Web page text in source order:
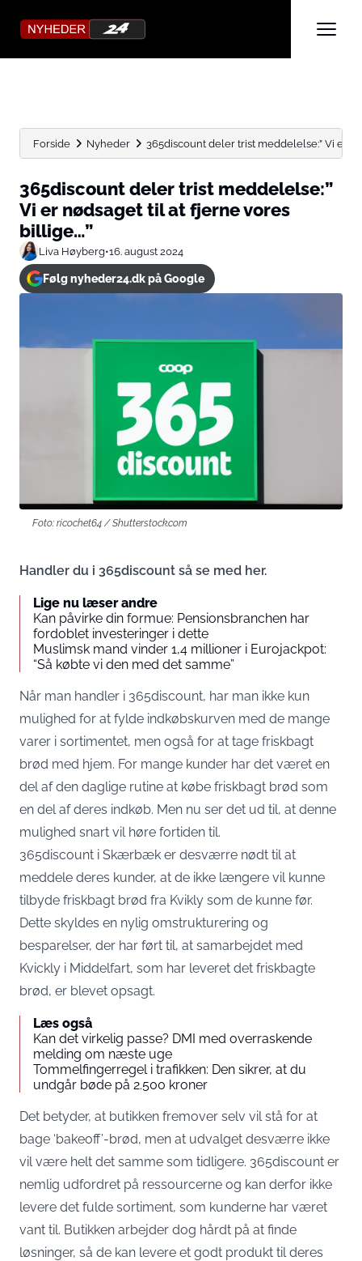
Forside Nyheder 365discount deler trist meddelelse:” Vi er
365discount deler trist meddelelse:”
Vi er nødsaget til at fjerne vores
billige…”
Liva Høyberg•16. august 2024
Følg nyheder24.dk på Google
Foto: ricochet64 / Shutterstock.com
Handler du i 365discount så se med her.
Lige nu læser andre
Kan påvirke din formue: Pensionsbranchen har
fordoblet investeringer i dette
Muslimsk mand vinder 1,4 millioner i Eurojackpot:
“Så købte vi den med det samme”
Når man handler i 365discount, har man ikke kun
mulighed for at fylde indkøbskurven med de mange
varer i sortimentet, men også for at tage friskbagt
brød med hjem. For mange kunder har det været en
del af den daglige rutine at købe friskbagt brød som
en del af deres indkøb. Men nu ser det ud til, at denne
mulighed snart vil høre fortiden til.
365discount i Skærbæk er desværre nødt til at
meddele deres kunder, at de ikke længere vil kunne
tilbyde friskbagt brød fra Kvikly som de kunne før.
Dette skyldes en nylig omstrukturering og
besparelser, der har ført til, at samarbejdet med
Kvickly i Middelfart, som har leveret det friskbagte
brød, er blevet opsagt.
Læs også
Kan det virkelig passe? DMI med overraskende
melding om næste uge
Tommelfingerregel i trafikken: Den sikrer, at du
undgår bøde på 2.500 kroner
Det betyder, at butikken fremover selv vil stå for at
bage ‘bakeoff’-brød, men at udvalget desværre ikke
vil være helt det samme som tidligere. 365discount er
nemlig udfordret på ressourcerne og kan derfor ikke
levere det fulde sortiment, som kunderne har været
vant til. Butikken arbejder dog hårdt på at finde
løsninger, så de kan levere et godt produkt til deres